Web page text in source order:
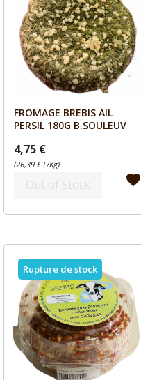
Aperçu
FROMAGE BREBIS AIL
PERSIL 180G B.SOULEUV
4,75 €
(26,39 € L/Kg)
Out of Stock favorite
Rupture de stock